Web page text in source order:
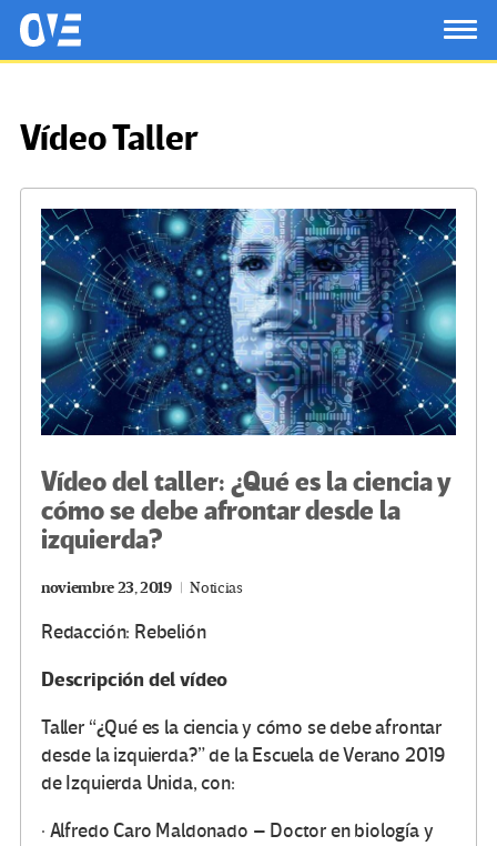
Saltar al contenido principal
OtrasVocesenEducacion.org
Vídeo Taller
Vídeo del taller: ¿Qué es la ciencia y
cómo se debe afrontar desde la
izquierda?
noviembre 23, 2019 Noticias
Redacción: Rebelión
Descripción del vídeo
Taller “¿Qué es la ciencia y cómo se debe afrontar
desde la izquierda?” de la Escuela de Verano 2019
de Izquierda Unida, con:
· Alfredo Caro Maldonado – Doctor en biología y